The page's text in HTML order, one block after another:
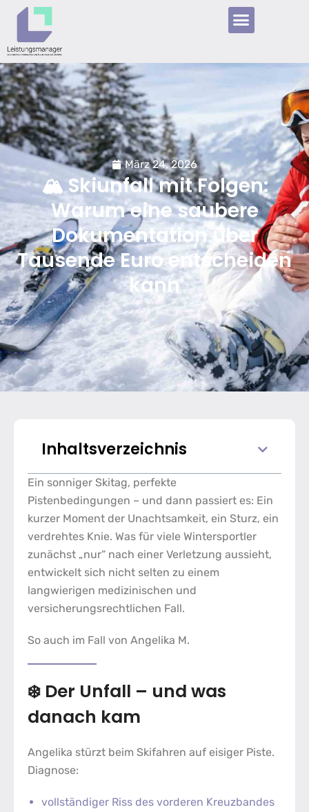
März 24, 2026
🏔️ Skiunfall mit Folgen:
Warum eine saubere
Dokumentation über
Tausende Euro entscheiden
kann
Inhaltsverzeichnis
Ein sonniger Skitag, perfekte
Pistenbedingungen – und dann passiert es: Ein
kurzer Moment der Unachtsamkeit, ein Sturz, ein
verdrehtes Knie. Was für viele Wintersportler
zunächst „nur“ nach einer Verletzung aussieht,
entwickelt sich nicht selten zu einem
langwierigen medizinischen und
versicherungsrechtlichen Fall.
So auch im Fall von Angelika M.
❄️ Der Unfall – und was
danach kam
Angelika stürzt beim Skifahren auf eisiger Piste.
Diagnose:
vollständiger Riss des vorderen Kreuzbandes